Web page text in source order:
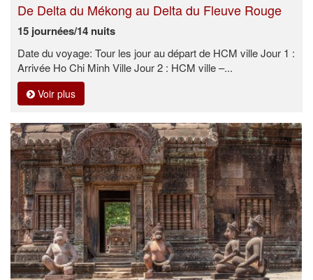
De Delta du Mékong au Delta du Fleuve Rouge
15 journées/14 nuits
Date du voyage: Tour les jour au départ de HCM ville Jour 1 :
Arrivée Ho Chi Minh Ville Jour 2 : HCM ville –...
Voir plus